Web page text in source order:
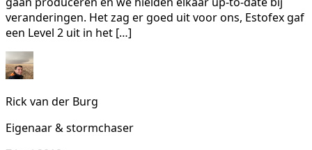
veranderingen. Het zag er goed uit voor ons, Estofex gaf
een Level 2 uit in het […]
Rick van der Burg
Eigenaar & stormchaser